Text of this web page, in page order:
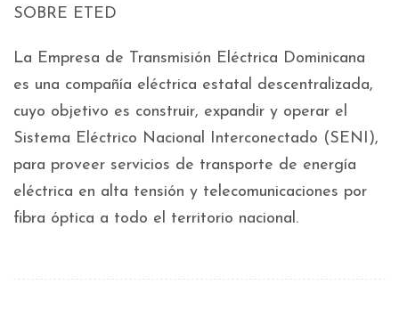
SOBRE ETED
La Empresa de Transmisión Eléctrica Dominicana
es una compañía eléctrica estatal descentralizada,
cuyo objetivo es construir, expandir y operar el
Sistema Eléctrico Nacional Interconectado (SENI),
para proveer servicios de transporte de energía
eléctrica en alta tensión y telecomunicaciones por
fibra óptica a todo el territorio nacional.